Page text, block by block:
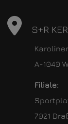
S+R
A-1040
Filiale:
7021